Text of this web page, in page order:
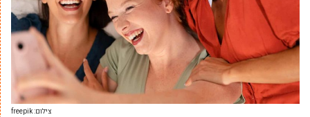
צילום: freepik